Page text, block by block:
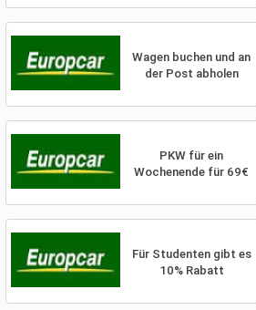
Wagen buchen und an
der Post abholen
PKW für ein
Wochenende für 69€
Für Studenten gibt es
10% Rabatt